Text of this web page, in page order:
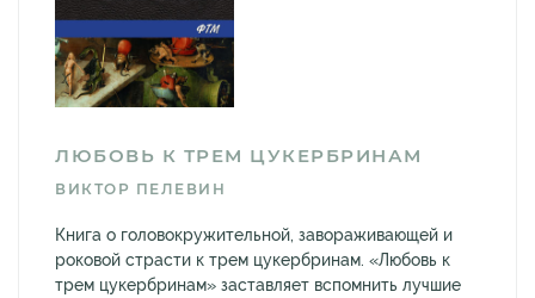
ЛЮБОВЬ К ТРЕМ ЦУКЕРБРИНАМ
ВИКТОР ПЕЛЕВИН
Книга о головокружительной, завораживающей и
роковой страсти к трем цукербринам. «Любовь к
трем цукербринам» заставляет вспомнить лучшие